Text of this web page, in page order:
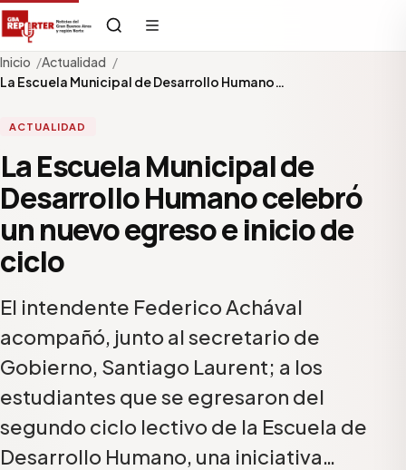
Inicio
Actualidad
La Escuela Municipal de Desarrollo Humano…
ACTUALIDAD
La Escuela Municipal de
Desarrollo Humano celebró
un nuevo egreso e inicio de
ciclo
El intendente Federico Achával
acompañó, junto al secretario de
Gobierno, Santiago Laurent; a los
estudiantes que se egresaron del
segundo ciclo lectivo de la Escuela de
Desarrollo Humano, una iniciativa…